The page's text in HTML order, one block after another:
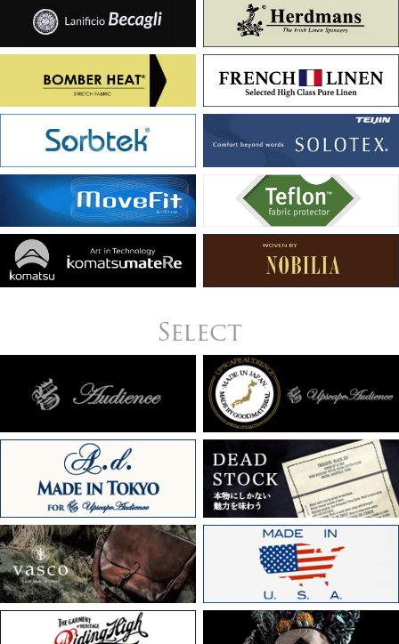
Select